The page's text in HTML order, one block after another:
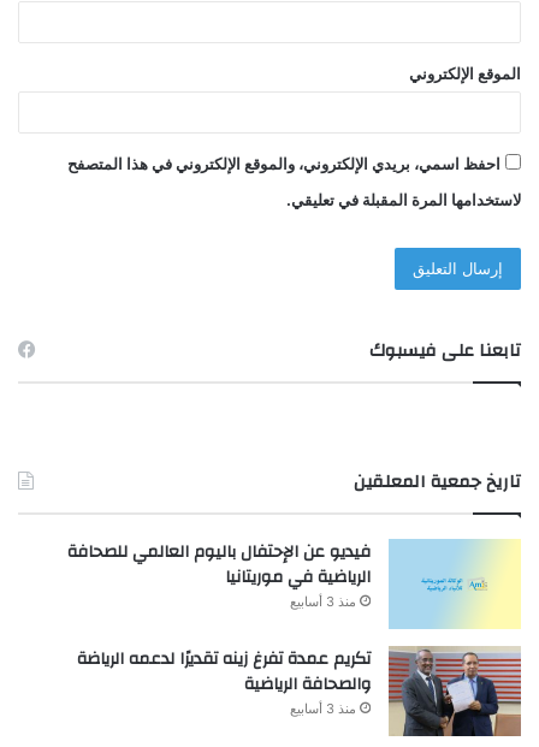
الموقع الإلكتروني
احفظ اسمي، بريدي الإلكتروني، والموقع الإلكتروني في هذا المتصفح
لاستخدامها المرة المقبلة في تعليقي.
تابعنا على فيسبوك
تاريخ جمعية المعلقين
فيديو عن الإحتفال باليوم العالمي للصحافة
الرياضية في موريتانيا
منذ 3 أسابيع
تكريم عمدة تفرغ زينه تقديرًا لدعمه الرياضة
والصحافة الرياضية
منذ 3 أسابيع